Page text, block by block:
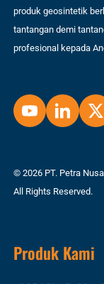
produk geosintetik
tantangan demi
profesional kepada
© 2026 PT. Petra
All Rights Reserved.
Produk Kami